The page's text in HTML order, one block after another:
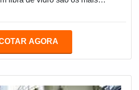
fibra de vidro são especializadas
isso proporciona ao
AGORA